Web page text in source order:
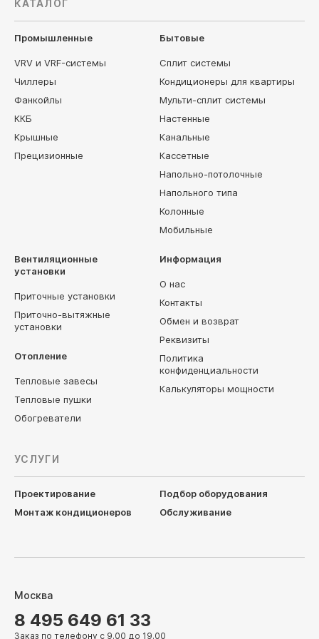
КАТАЛОГ
Промышленные
VRV и VRF-системы
Чиллеры
Фанкойлы
ККБ
Крышные
Прецизионные
Бытовые
Сплит системы
Кондиционеры для квартиры
Мульти-сплит системы
Настенные
Канальные
Кассетные
Напольно-потолочные
Напольного типа
Колонные
Мобильные
Вентиляционные
установки
Приточные установки
Приточно-вытяжные
установки
Отопление
Тепловые завесы
Тепловые пушки
Обогреватели
Информация
О нас
Контакты
Обмен и возврат
Реквизиты
Политика
конфиденциальности
Калькуляторы мощности
УСЛУГИ
Проектирование
Подбор оборудования
Монтаж кондиционеров
Обслуживание
Москва
8 495 649 61 33
Заказ по телефону с 9.00 до 19.00